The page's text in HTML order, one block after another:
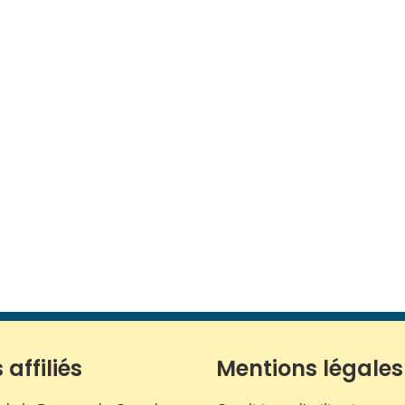
affiliés Mentions légales